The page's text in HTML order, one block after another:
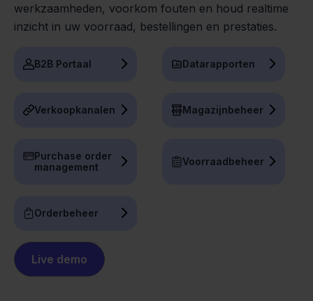
werkzaamheden, voorkom fouten en houd realtime
inzicht in uw voorraad, bestellingen en prestaties.
B2B Portaal Datarapporten
Verkoopkanalen Magazijnbeheer
Purchase order
management
Voorraadbeheer
Orderbeheer
Live demo